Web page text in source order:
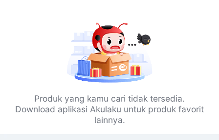
Produk yang kamu cari tidak tersedia.
Download aplikasi Akulaku untuk produk favorit
lainnya.